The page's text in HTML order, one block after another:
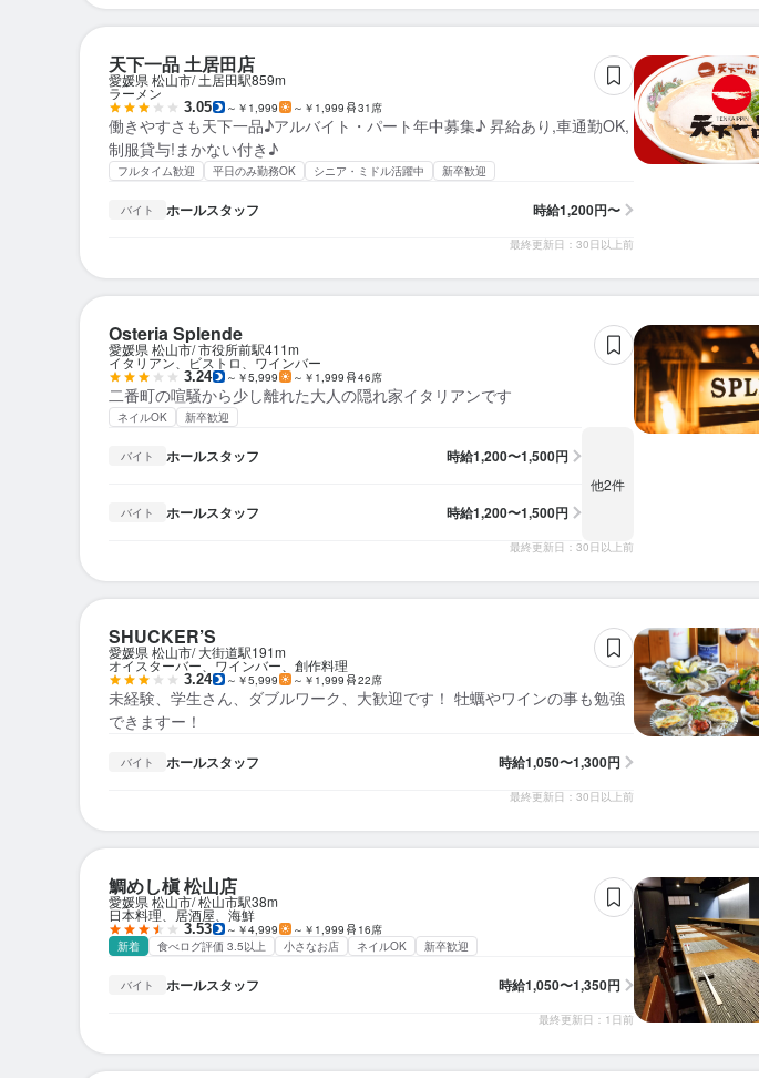
天下一品 土居田店
愛媛県 松山市 土居田駅859m
ラーメン
3.05 ～￥1,999 ～￥1,999 31席
働きやすさも天下一品♪アルバイト・パート年中募集♪ 昇給あり,車通勤OK,
制服貸与!まかない付き♪
フルタイム歓迎 平日のみ勤務OK シニア・ミドル活躍中 新卒歓迎
バイト ホールスタッフ 時給1,200円〜
最終更新日：30日以上前
Osteria Splende
愛媛県 松山市 市役所前駅411m
イタリアン、ビストロ、ワインバー
3.24 ～￥5,999 ～￥1,999 46席
二番町の喧騒から少し離れた大人の隠れ家イタリアンです
ネイルOK 新卒歓迎
バイト ホールスタッフ 時給1,200〜1,500円
バイト ホールスタッフ 時給1,200〜1,500円
他2件
最終更新日：30日以上前
SHUCKER’S
愛媛県 松山市 大街道駅191m
オイスターバー、ワインバー、創作料理
3.24 ～￥5,999 ～￥1,999 22席
未経験、学生さん、ダブルワーク、大歓迎です！ 牡蠣やワインの事も勉強
できますー！
バイト ホールスタッフ 時給1,050〜1,300円
最終更新日：30日以上前
鯛めし槇 松山店
愛媛県 松山市 松山市駅38m
日本料理、居酒屋、海鮮
3.53 ～￥4,999 ～￥1,999
16席
新着
食べログ評価 3.5以上 小さなお店 ネイルOK 新卒歓迎
バイト ホールスタッフ 時給1,050〜1,350円
最終更新日：1日前